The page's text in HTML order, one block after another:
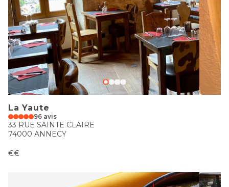
La Yaute
96 avis
33 RUE SAINTE CLAIRE
74000 ANNECY
€€